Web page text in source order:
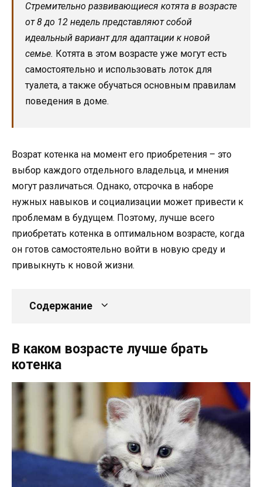
Стремительно развивающиеся котята в возрасте
от 8 до 12 недель представляют собой
идеальный вариант для адаптации к новой
семье. Котята в этом возрасте уже могут есть
самостоятельно и использовать лоток для
туалета, а также обучаться основным правилам
поведения в доме.
Возрат котенка на момент его приобретения – это
выбор каждого отдельного владельца, и мнения
могут различаться. Однако, отсрочка в наборе
нужных навыков и социализации может привести к
проблемам в будущем. Поэтому, лучше всего
приобретать котенка в оптимальном возрасте, когда
он готов самостоятельно войти в новую среду и
привыкнуть к новой жизни.
Содержание
В каком возрасте лучше брать
котенка